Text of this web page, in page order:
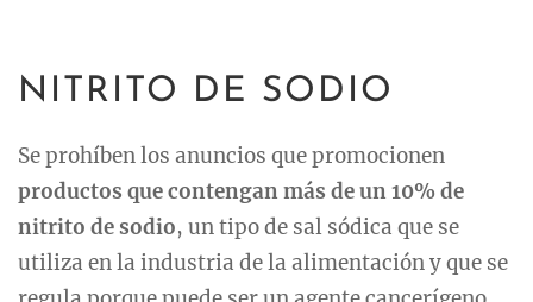
NITRITO DE SODIO
Se prohíben los anuncios que promocionen
productos que contengan más de un 10% de
nitrito de sodio, un tipo de sal sódica que se
utiliza en la industria de la alimentación y que se